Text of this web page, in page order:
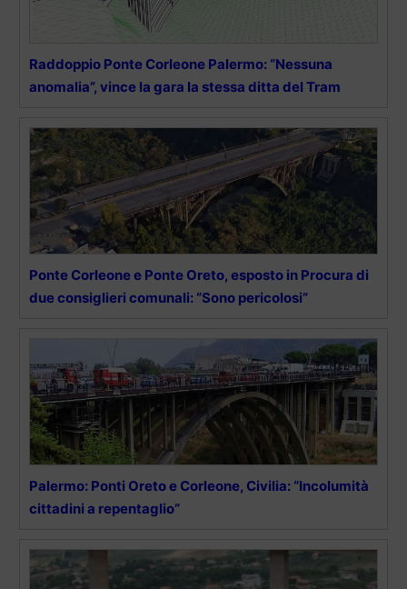
Raddoppio Ponte Corleone Palermo: “Nessuna
anomalia”, vince la gara la stessa ditta del Tram
Ponte Corleone e Ponte Oreto, esposto in Procura di
due consiglieri comunali: “Sono pericolosi”
Palermo: Ponti Oreto e Corleone, Civilia: “Incolumità
cittadini a repentaglio”